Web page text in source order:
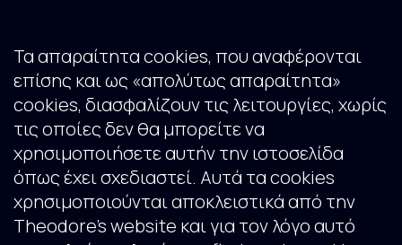
Τα απαραίτητα cookies, που αναφέρονται
επίσης και ως «απολύτως απαραίτητα»
cookies, διασφαλίζουν τις λειτουργίες, χωρίς
τις οποίες δεν θα μπορείτε να
χρησιμοποιήσετε αυτήν την ιστοσελίδα
όπως έχει σχεδιαστεί. Αυτά τα cookies
χρησιμοποιούνται αποκλειστικά από την
Theodore's website και για τον λόγο αυτό